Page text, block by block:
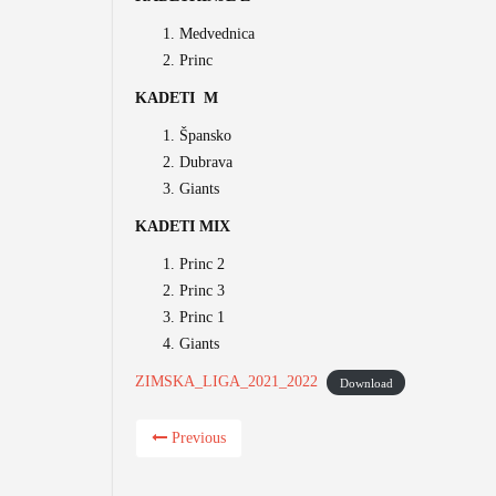
Medvednica
Princ
KADETI M
Špansko
Dubrava
Giants
KADETI MIX
Princ 2
Princ 3
Princ 1
Giants
ZIMSKA_LIGA_2021_2022 Download
Previous